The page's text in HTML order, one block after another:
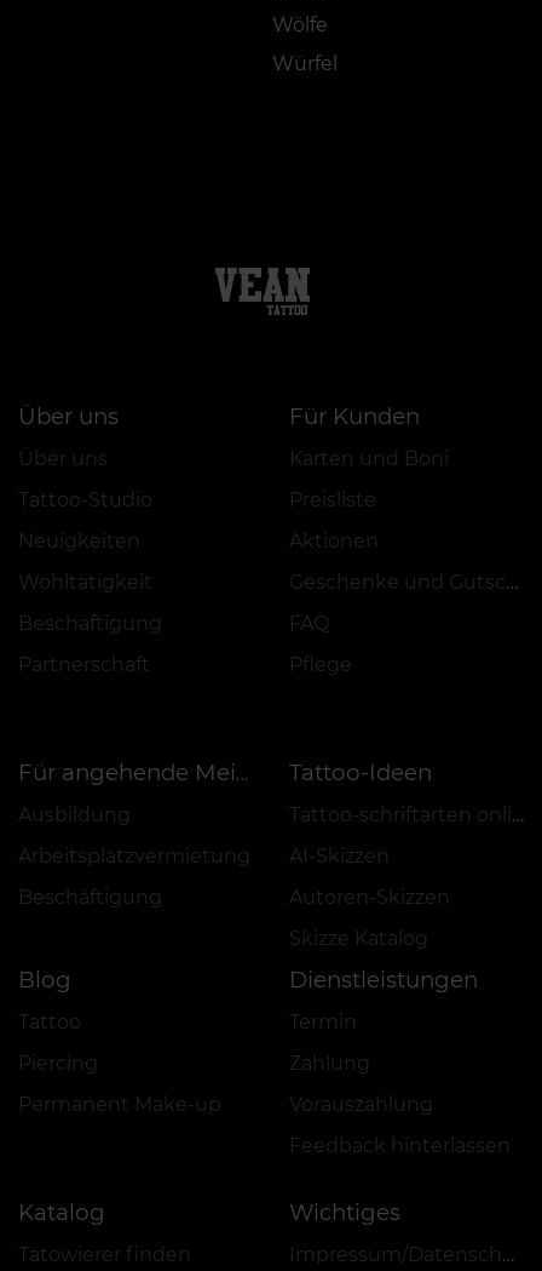
Wölfe
Würfel
Über uns
Über uns
Tattoo-Studio
Neuigkeiten
Wohltätigkeit
Beschäftigung
Partnerschaft
Für Kunden
Karten und Boni
Preisliste
Aktionen
Geschenke und Gutscheine
FAQ
Pflege
Für angehende Meister
Ausbildung
Arbeitsplatzvermietung
Beschäftigung
Tattoo-Ideen
Tattoo-schriftarten online
AI-Skizzen
Autoren-Skizzen
Skizze Katalog
Blog
Tattoo
Piercing
Permanent Make-up
Dienstleistungen
Termin
Zahlung
Vorauszahlung
Feedback hinterlassen
Katalog
Tätowierer finden
Wichtiges
Impressum/Datenschutz